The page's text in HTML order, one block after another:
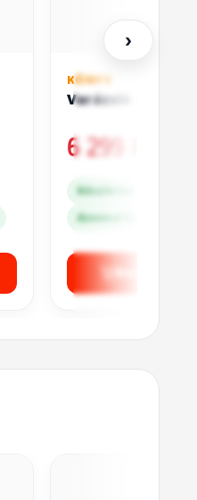
KÖNYV
Varázsló és üveg
6 299 Ft
Készleten
Azonnal kapható a
›